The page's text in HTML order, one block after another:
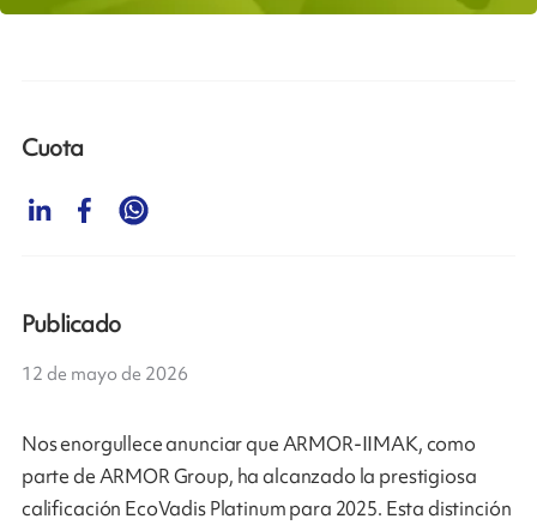
Nos enorgullece anunciar que ARMOR-IIMAK, como
parte de ARMOR Group, ha alcanzado la prestigiosa
calificación EcoVadis Platinum para 2025. Esta distinción
Cuota
Publicado
12 de mayo de 2026